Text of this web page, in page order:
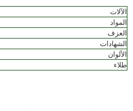
الآلات
المواد
العزف
الشهادات
الألوان
طلاء